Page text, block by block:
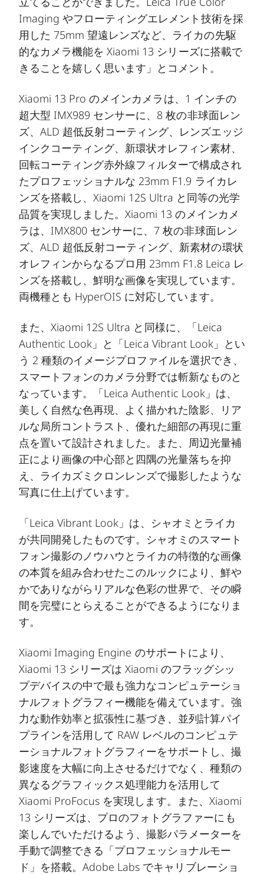
Imaging やフローティングエレメント技術を採
用した 75mm 望遠レンズなど、ライカの先駆
的なカメラ機能を Xiaomi 13 シリーズに搭載で
きることを嬉しく思います」とコメント。
Xiaomi 13 Pro のメインカメラは、1 インチの
超大型 IMX989 センサーに、8 枚の非球面レン
ズ、ALD 超低反射コーティング、レンズエッジ
インクコーティング、新環状オレフィン素材、
回転コーティング赤外線フィルターで構成され
たプロフェッショナルな 23mm F1.9 ライカレ
ンズを搭載し、Xiaomi 12S Ultra と同等の光学
品質を実現しました。Xiaomi 13 のメインカメ
ラは、IMX800 センサーに、7 枚の非球面レン
ズ、ALD 超低反射コーティング、新素材の環状
オレフィンからなるプロ用 23mm F1.8 Leica レ
ンズを搭載し、鮮明な画像を実現しています。
両機種とも HyperOIS に対応しています。
また、Xiaomi 12S Ultra と同様に、「Leica
Authentic Look」と「Leica Vibrant Look」とい
う 2 種類のイメージプロファイルを選択でき、
スマートフォンのカメラ分野では斬新なものと
なっています。「Leica Authentic Look」は、
美しく自然な色再現、よく描かれた陰影、リア
ルな局所コントラスト、優れた細部の再現に重
点を置いて設計されました。また、周辺光量補
正により画像の中心部と四隅の光量落ちを抑
え、ライカズミクロンレンズで撮影したような
写真に仕上げています。
「Leica Vibrant Look」は、シャオミとライカ
が共同開発したものです。シャオミのスマート
フォン撮影のノウハウとライカの特徴的な画像
の本質を組み合わせたこのルックにより、鮮や
かでありながらリアルな色彩の世界で、その瞬
間を完璧にとらえることができるようになりま
す。
Xiaomi Imaging Engine のサポートにより、
Xiaomi 13 シリーズは Xiaomi のフラッグシッ
プデバイスの中で最も強力なコンピュテーショ
ナルフォトグラフィー機能を備えています。強
力な動作効率と拡張性に基づき、並列計算パイ
プラインを活用して RAW レベルのコンピュテ
ーショナルフォトグラフィーをサポートし、撮
影速度を大幅に向上させるだけでなく、種類の
異なるグラフィックス処理能力を活用して
Xiaomi ProFocus を実現します。また、Xiaomi
13 シリーズは、プロのフォトグラファーにも
楽しんでいただけるよう、撮影パラメーターを
手動で調整できる「プロフェッショナルモー
ド」を搭載。Adobe Labs でキャリブレーショ